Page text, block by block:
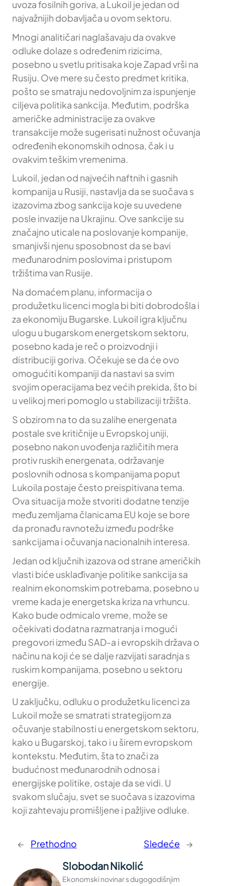
uvoza fosilnih goriva, a Lukoil je jedan od
najvažnijih dobavljača u ovom sektoru.
Mnogi analitičari naglašavaju da ovakve
odluke dolaze s određenim rizicima,
posebno u svetlu pritisaka koje Zapad vrši na
Rusiju. Ove mere su često predmet kritika,
pošto se smatraju nedovoljnim za ispunjenje
ciljeva politika sankcija. Međutim, podrška
američke administracije za ovakve
transakcije može sugerisati nužnost očuvanja
određenih ekonomskih odnosa, čak i u
ovakvim teškim vremenima.
Lukoil, jedan od najvećih naftnih i gasnih
kompanija u Rusiji, nastavlja da se suočava s
izazovima zbog sankcija koje su uvedene
posle invazije na Ukrajinu. Ove sankcije su
značajno uticale na poslovanje kompanije,
smanjivši njenu sposobnost da se bavi
međunarodnim poslovima i pristupom
tržištima van Rusije.
Na domaćem planu, informacija o
produžetku licenci mogla bi biti dobrodošla i
za ekonomiju Bugarske. Lukoil igra ključnu
ulogu u bugarskom energetskom sektoru,
posebno kada je reč o proizvodnji i
distribuciji goriva. Očekuje se da će ovo
omogućiti kompaniji da nastavi sa svim
svojim operacijama bez većih prekida, što bi
u velikoj meri pomoglo u stabilizaciji tržišta.
S obzirom na to da su zalihe energenata
postale sve kritičnije u Evropskoj uniji,
posebno nakon uvođenja različitih mera
protiv ruskih energenata, održavanje
poslovnih odnosa s kompanijama poput
Lukoila postaje često preispitivana tema.
Ova situacija može stvoriti dodatne tenzije
među zemljama članicama EU koje se bore
da pronađu ravnotežu između podrške
sankcijama i očuvanja nacionalnih interesa.
Jedan od ključnih izazova od strane američkih
vlasti biće usklađivanje politike sankcija sa
realnim ekonomskim potrebama, posebno u
vreme kada je energetska kriza na vrhuncu.
Kako bude odmicalo vreme, može se
očekivati dodatna razmatranja i mogući
pregovori između SAD-a i evropskih država o
načinu na koji će se dalje razvijati saradnja s
ruskim kompanijama, posebno u sektoru
energije.
U zaključku, odluku o produžetku licenci za
Lukoil može se smatrati strategijom za
očuvanje stabilnosti u energetskom sektoru,
kako u Bugarskoj, tako i u širem evropskom
kontekstu. Međutim, šta to znači za
budućnost međunarodnih odnosa i
energijske politike, ostaje da se vidi. U
svakom slučaju, svet se suočava s izazovima
koji zahtevaju promišljene i pažljive odluke.
← Prethodno Sledeće →
Slobodan Nikolić
Ekonomski novinar s dugogodišnjim